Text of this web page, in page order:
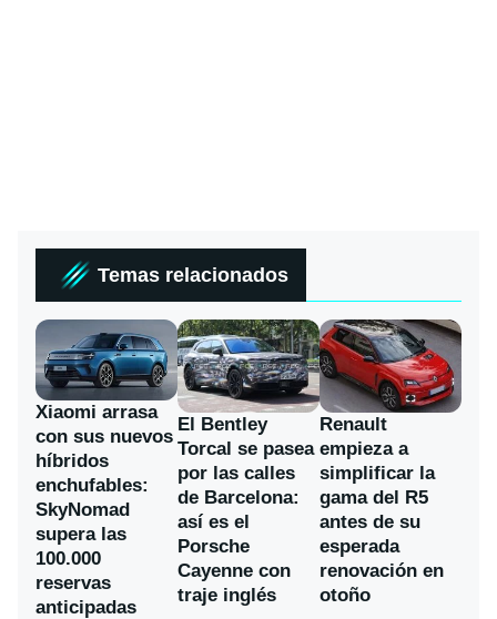
Temas relacionados
Xiaomi arrasa
con sus nuevos
híbridos
enchufables:
SkyNomad
supera las
100.000
reservas
anticipadas
El Bentley
Torcal se pasea
por las calles
de Barcelona:
así es el
Porsche
Cayenne con
traje inglés
Renault
empieza a
simplificar la
gama del R5
antes de su
esperada
renovación en
otoño